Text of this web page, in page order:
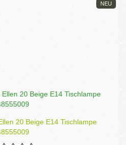
NEU
20 Beige E14 Tischlampe